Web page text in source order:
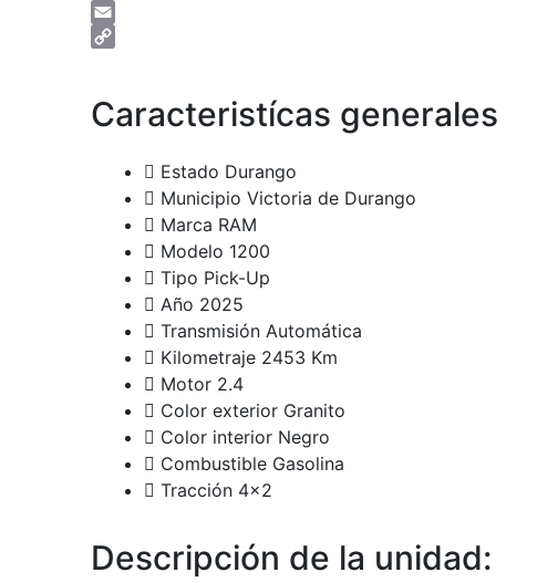
Messenger
Email
Caracteristícas generales
Estado Durango
Municipio Victoria de Durango
Marca RAM
Modelo 1200
Tipo Pick-Up
Año 2025
Transmisión Automática
Kilometraje 2453 Km
Motor 2.4
Color exterior Granito
Color interior Negro
Combustible Gasolina
Tracción 4x2
Descripción de la unidad: